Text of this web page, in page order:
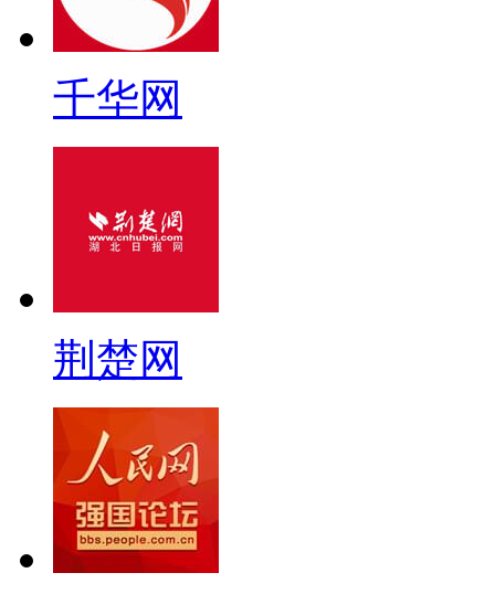
千华网
荆楚网